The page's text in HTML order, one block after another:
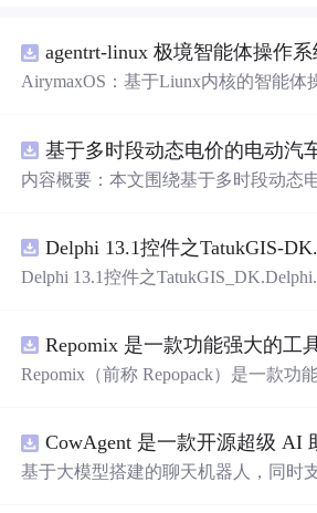
agentrt-linux 极境智能体操作系
AirymaxOS：基于Liunx内核的智能体
度更快，运行更稳定。
内容概要：本文围绕基于多时段动态
降低用户充电成本。文中系统设计了
入分析其对电动汽车充电需求的引导
曲线，验证了该策略在削峰填谷、提
力以及实现电网与用户双赢方面的有
虑了用户响应行为的不确定性，增强
识和Matlab编程能力，从事新能源、
等相关领域研究的研究生、科研人员及
用场景及目标：①应用于城市充电站
Delphi 13.1控件之
Repomix（前称 Repopack）是一款功
他人工智能工具，如Claude、ChatGPT
xity、Gemini、Gemma、Llama、Grok
基于大模型搭建的聊天机器人，同时